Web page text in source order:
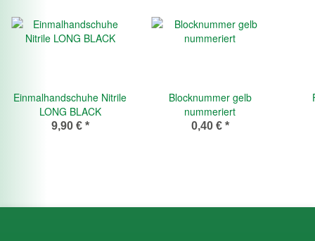
Einmalhandschuhe Nitrile
LONG BLACK
9,90 € *
Blocknummer gelb
nummeriert
0,40 € *